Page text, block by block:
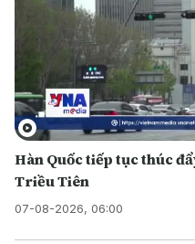
Hàn Quốc tiếp tục thúc
Triều Tiên
07-08-2026, 06:00